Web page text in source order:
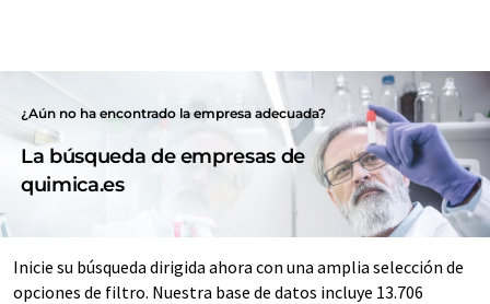
¿Aún no ha encontrado la empresa adecuada?
La búsqueda de empresas de
quimica.es
Inicie su búsqueda dirigida ahora con una amplia selección de
opciones de filtro. Nuestra base de datos incluye 13.706